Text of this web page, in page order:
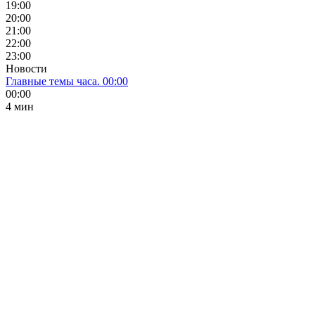
19:00
20:00
21:00
22:00
23:00
Новости
Главные темы часа. 00:00
00:00
4 мин